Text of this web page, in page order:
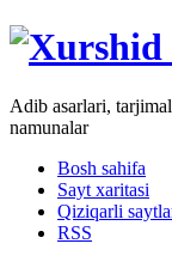
Adib asarlari,
namunalar
Bosh sahifa
Sayt xaritasi
Qiziqarli
RSS